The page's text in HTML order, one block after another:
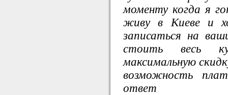
моменту когда я
живу в Киеве и
записаться на
стоить весь
максимальную
возможность
ответ